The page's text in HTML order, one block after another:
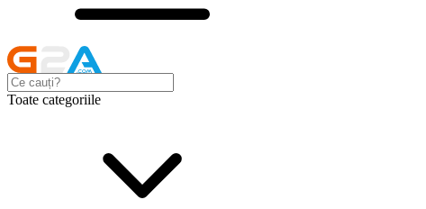
Toate categoriile